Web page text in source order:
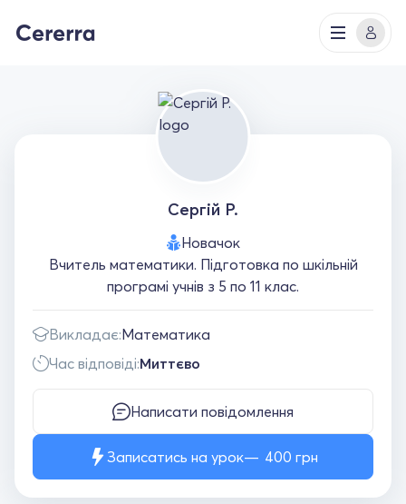
Сергій Р.
Новачок
Вчитель математики. Підготовка по шкільній
програмі учнів з 5 по 11 клас.
Викладає:Математика
Час відповіді:Миттєво
Написати повідомлення
Записатись на урок 400 грн